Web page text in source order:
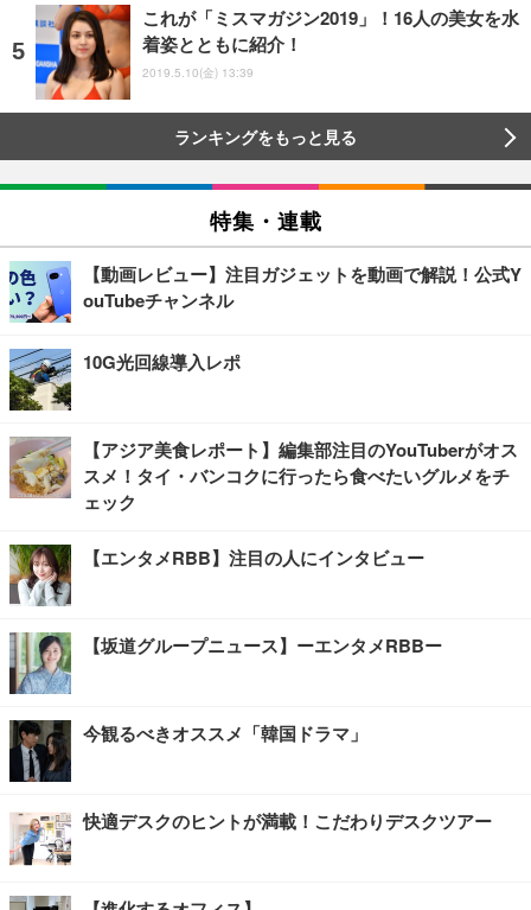
これが「ミスマガジン2019」！16人の美女を水
着姿とともに紹介！
2019.5.10(金) 13:39
ランキングをもっと見る
特集・連載
【動画レビュー】注目ガジェットを動画で解説！公式Y
ouTubeチャンネル
10G光回線導入レポ
【アジア美食レポート】編集部注目のYouTuberがオス
スメ！タイ・バンコクに行ったら食べたいグルメをチ
ェック
【エンタメRBB】注目の人にインタビュー
【坂道グループニュース】ーエンタメRBBー
今観るべきオススメ「韓国ドラマ」
快適デスクのヒントが満載！こだわりデスクツアー